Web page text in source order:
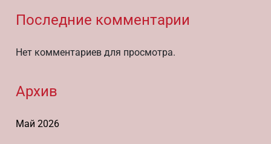
Последние комментарии
Нет комментариев для просмотра.
Архив
Май 2026